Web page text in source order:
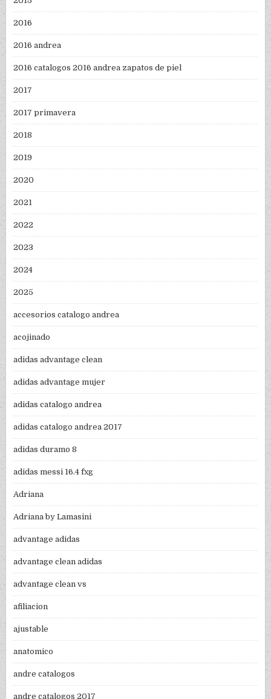
2016
2016 andrea
2016 catalogos 2016 andrea zapatos de piel
2017
2017 primavera
2018
2019
2020
2021
2022
2023
2024
2025
accesorios catalogo andrea
acojinado
adidas advantage clean
adidas advantage mujer
adidas catalogo andrea
adidas catalogo andrea 2017
adidas duramo 8
adidas messi 16.4 fxg
Adriana
Adriana by Lamasini
advantage adidas
advantage clean adidas
advantage clean vs
afiliacion
ajustable
anatomico
andre catalogos
andre catalogos 2017